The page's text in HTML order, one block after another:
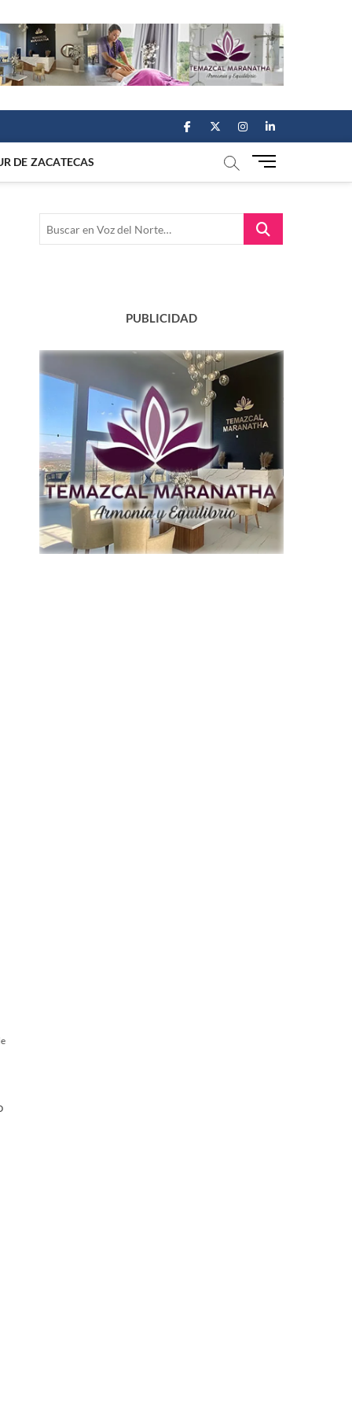
facebook
twitterinstagram
linkedin
DE ZACATECAS
M
u
B
u
Buscar
PUBLICIDAD